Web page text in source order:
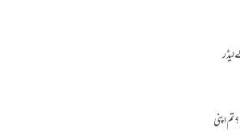
اپنی